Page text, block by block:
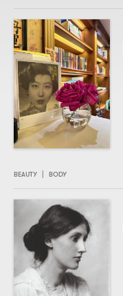
BEAUTY | BODY